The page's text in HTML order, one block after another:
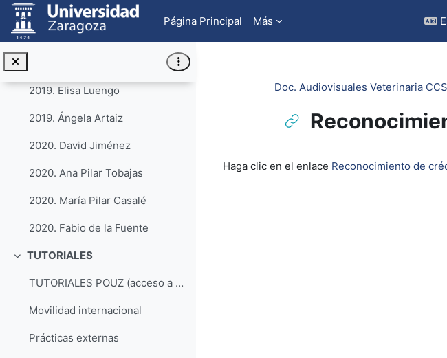
Salta al contenido principal
Página Principal
Más
2019. María Pellicer
2019. Sergio Sánchez
2019. Elisa Luengo
2019. Ángela Artaiz
2020. David Jiménez
2020. Ana Pilar Tobajas
2020. María Pilar Casalé
2020. Fabio de la Fuente
Colapsar
TUTORIALES
TUTORIALES POUZ (acceso a la lista de reproducción)
Movilidad internacional
Prácticas externas
Doc. Audiovisuales Veterinaria
Haga clic en el enlace Reconocimiento de